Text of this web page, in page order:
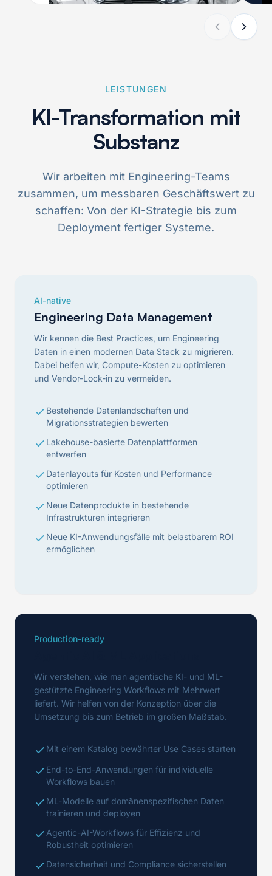
LEISTUNGEN
KI-Transformation mit
Substanz
Wir arbeiten mit Engineering-Teams
zusammen, um messbaren Geschäftswert zu
schaffen: Von der KI-Strategie bis zum
Deployment fertiger Systeme.
AI-native
Engineering Data Management
Wir kennen die Best Practices, um Engineering
Daten in einen modernen Data Stack zu migrieren.
Dabei helfen wir, Compute-Kosten zu optimieren
und Vendor-Lock-in zu vermeiden.
Bestehende Datenlandschaften und
Migrationsstrategien bewerten
Lakehouse-basierte Datenplattformen
entwerfen
Datenlayouts für Kosten und Performance
optimieren
Neue Datenprodukte in bestehende
Infrastrukturen integrieren
Neue KI-Anwendungsfälle mit belastbarem ROI
ermöglichen
Production-ready
Wir verstehen, wie man agentische KI- und ML-
gestützte Engineering Workflows mit Mehrwert
liefert. Wir helfen von der Konzeption über die
Umsetzung bis zum Betrieb im großen Maßstab.
Mit einem Katalog bewährter Use Cases starten
End-to-End-Anwendungen für individuelle
Workflows bauen
ML-Modelle auf domänenspezifischen Daten
trainieren und deployen
Agentic-AI-Workflows für Effizienz und
Robustheit optimieren
Datensicherheit und Compliance sicherstellen